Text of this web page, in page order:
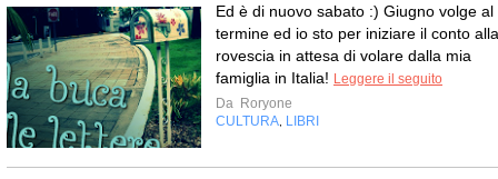
Ed è di nuovo sabato :) Giugno volge al
termine ed io sto per iniziare il conto alla
rovescia in attesa di volare dalla mia
famiglia in Italia! Leggere il seguito
Da Roryone
CULTURA LIBRI